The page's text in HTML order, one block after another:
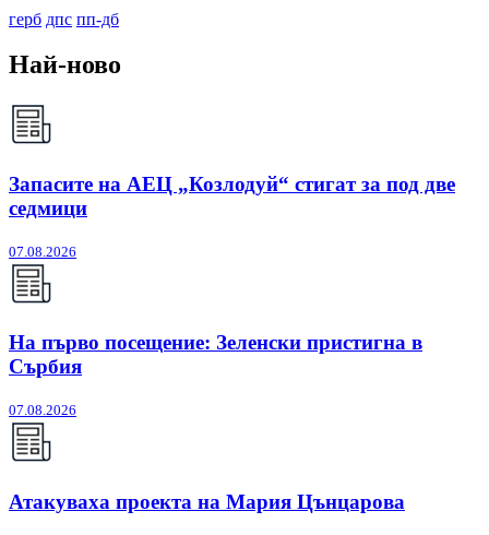
герб дпс пп-дб
Най-ново
Запасите на АЕЦ „Козлодуй“ стигат за под две
седмици
07.08.2026
На първо посещение: Зеленски пристигна в
Сърбия
07.08.2026
Атакуваха проекта на Мария Цънцарова